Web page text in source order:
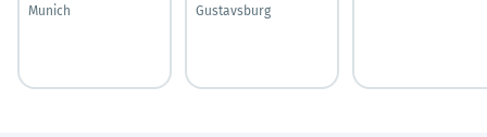
Munich
Gustavsburg